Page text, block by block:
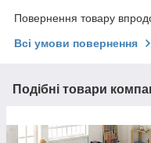
Повернення товару
Всі умови повернення
Подібні товари